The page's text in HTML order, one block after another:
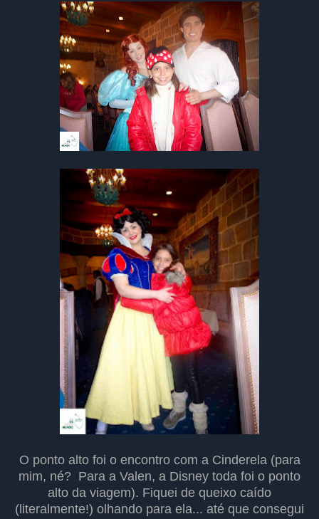
O ponto alto foi o encontro com a Cinderela (para
mim, né? Para a Valen, a Disney toda foi o ponto
alto da viagem). Fiquei de queixo caído
(literalmente!) olhando para ela... até que consegui